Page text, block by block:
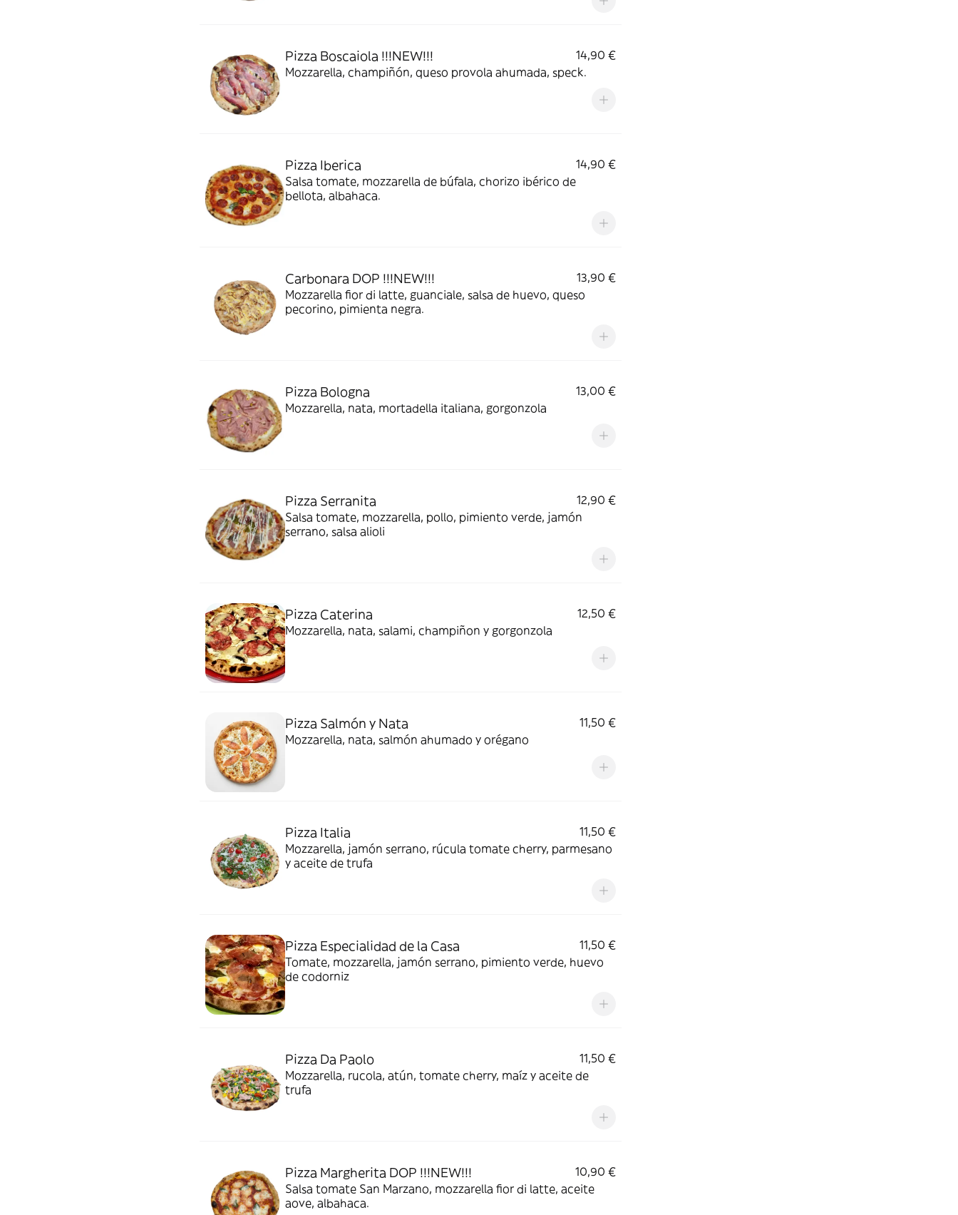
Pizza Boscaiola !!!NEW!!!
14,90 €
Mozzarella, champiñón, queso provola ahumada, speck.
Pizza Iberica
14,90 €
Salsa tomate, mozzarella de búfala, chorizo ibérico de
bellota, albahaca.
Carbonara DOP !!!NEW!!!
13,90 €
Mozzarella fior di latte, guanciale, salsa de huevo, queso
pecorino, pimienta negra.
Pizza Bologna
13,00 €
Mozzarella, nata, mortadella italiana, gorgonzola
Pizza Serranita
12,90 €
Salsa tomate, mozzarella, pollo, pimiento verde, jamón
serrano, salsa alioli
Pizza Caterina
12,50 €
Mozzarella, nata, salami, champiñon y gorgonzola
Pizza Salmón y Nata
11,50 €
Mozzarella, nata, salmón ahumado y orégano
Pizza Italia
11,50 €
Mozzarella, jamón serrano, rúcula tomate cherry, parmesano
y aceite de trufa
Pizza Especialidad de la Casa
11,50 €
Tomate, mozzarella, jamón serrano, pimiento verde, huevo
de codorniz
Pizza Da Paolo
11,50 €
Mozzarella, rucola, atún, tomate cherry, maíz y aceite de
trufa
Pizza Margherita DOP !!!NEW!!!
10,90 €
Salsa tomate San Marzano, mozzarella fior di latte, aceite
aove, albahaca.